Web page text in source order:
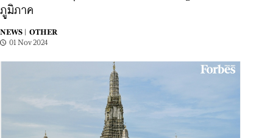
ภูมิภาค
NEWS |
OTHER
01 Nov 2024